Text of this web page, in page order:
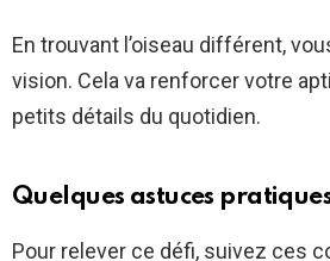
En trouvant l’oiseau différent,
vision. Cela va renforcer votre
petits détails du quotidien.
Quelques astuces
Pour relever ce défi, suivez ces